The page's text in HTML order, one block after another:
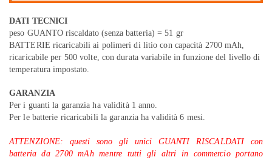
DATI TECNICI
peso GUANTO riscaldato (senza batteria) = 51 gr
BATTERIE ricaricabili ai polimeri di litio con capacità 2700 mAh,
ricaricabile per 500 volte, con durata variabile in funzione del livello di
temperatura impostato.
GARANZIA
Per i guanti la garanzia ha validità 1 anno.
Per le batterie ricaricabili la garanzia ha validità 6 mesi.
ATTENZIONE: questi sono gli unici GUANTI RISCALDATI con
batteria da 2700 mAh mentre tutti gli altri in commercio portano